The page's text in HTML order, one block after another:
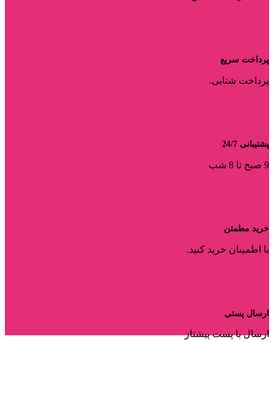
پرداخت سریع
پرداخت شتابی.
پشتیبانی 24/7
9 صبح تا 8 شب
خرید مطمئن
با اطمینان خرید کنید.
ارسال پستی
ارسال با پست پیشتاز